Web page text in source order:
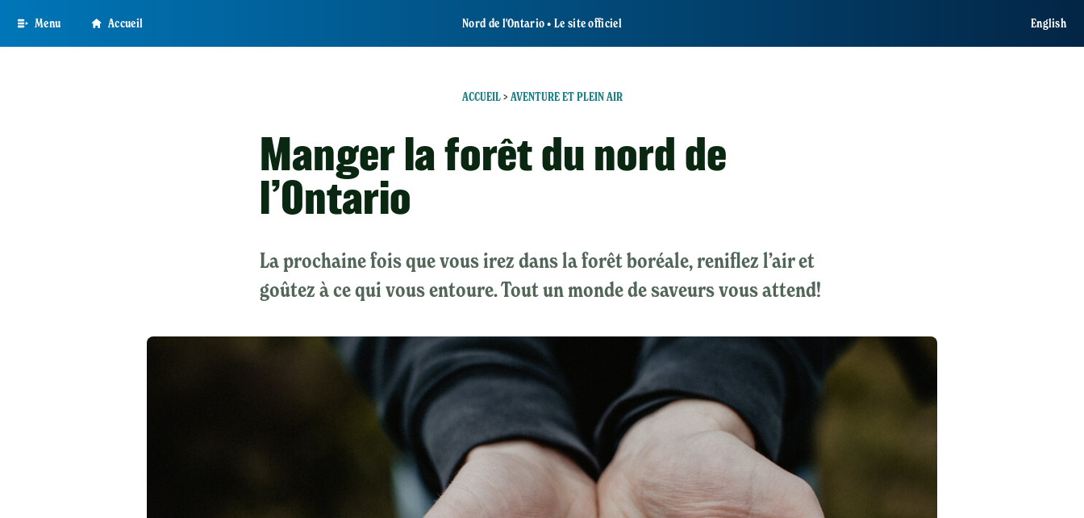
main
Menu Accueil Nord de l'Ontario • Le site officiel English
ACCUEIL> AVENTURE ET PLEIN AIR
Manger la forêt du nord de
l’Ontario
La prochaine fois que vous irez dans la forêt boréale, reniflez l’air et
goûtez à ce qui vous entoure. Tout un monde de saveurs vous attend!